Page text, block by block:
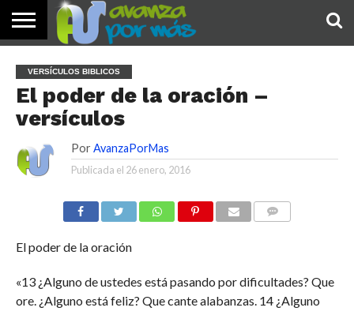
PALABRA
DE HOY
DEVOCIONALES
NOTICIAS
TESTIMONIOS
ORACIONES
SOBRE
NOSOTROS
IMÁGENES
VERSÍCULOS BIBLICOS
El poder de la oración –
versículos
Por AvanzaPorMas
Publicada el 26 enero, 2016
El poder de la oración
«13 ¿Alguno de ustedes está pasando por dificultades? Que
ore. ¿Alguno está feliz? Que cante alabanzas. 14 ¿Alguno